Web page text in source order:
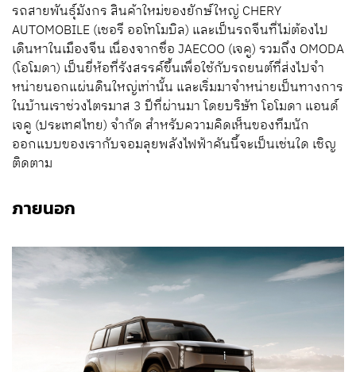
รถสายพันธุ์มังกร สินค้าใหม่ของยักษ์ใหญ่ CHERY
AUTOMOBILE (เชอรี ออโทโมบิล) และเป็นรถจีนที่ไม่ต้องไป
เดินหาในเมืองจีน เนื่องจากชื่อ JAECOO (เจคู) รวมถึง OMODA
(โอโมดา) เป็นยี่ห้อที่รังสรรค์ขึ้นเพื่อใช้กับรถยนต์ที่ส่งไปจํา
หน่ายนอกแผ่นดินใหญ่เท่านั้น และเริ่มมาจำหน่ายเป็นทางการ
ในบ้านเราช่วงไตรมาส 3 ปีที่ผ่านมา โดยบริษัท โอโมดา แอนด์
เจคู (ประเทศไทย) จํากัด สำหรับความคิดเห็นของทีมนัก
ออกแบบของเรากับจอมลุยพลังไฟฟ้าคันนี้จะเป็นเช่นใด เชิญ
ติดตาม
ภายนอก